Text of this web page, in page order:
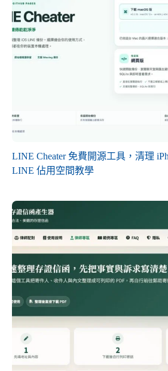
LINE Cheater 免費開源工具，清理
LINE 佔用空間教學